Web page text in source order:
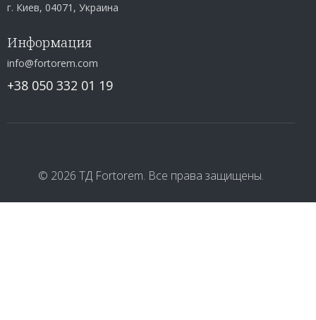
г. Киев, 04071, Украина
Информация
info@fortorem.com
+38 050 332 01 19
© 2026 ТД Fortorem. Все права защищены.